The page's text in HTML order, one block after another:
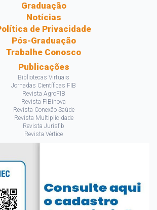
Graduação
Notícias
de Privacidade
Pós-Graduação
Trabalhe Conosco
Publicações
Bibliotecas Virtuais
Jornadas Científicas FIB
Revista AgroFIB
Revista FIBinova
Revista Conexão Saúde
Revista Multiplicidade
Revista Jurisfib
Revista Vértice